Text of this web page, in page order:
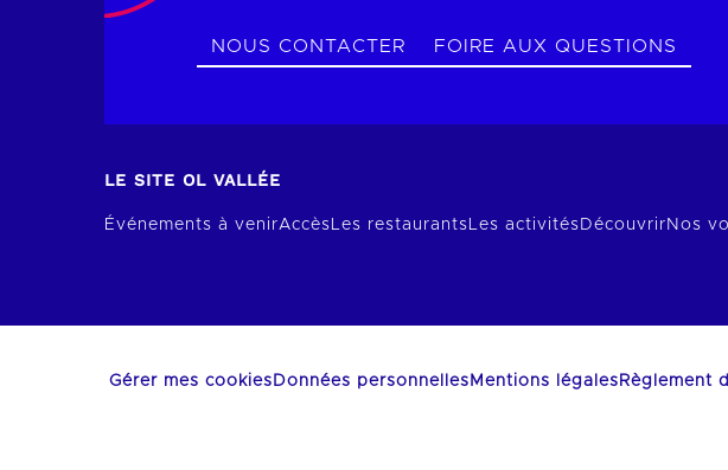
NOUS CONTACTER FOIRE AUX QUESTIONS
LE SITE OL VALLÉE
Événements à venirAccèsLes restaurantsLes activités Découvrir Nos
Gérer mes cookies Données personnelles Mentions légales Règlement